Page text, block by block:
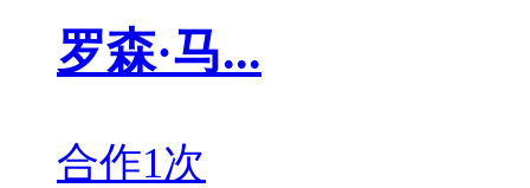
罗森·马...
合作1次